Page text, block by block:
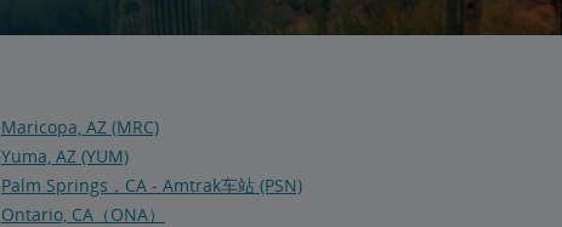
Maricopa, AZ (MRC)
Yuma, AZ (YUM)
Palm Springs，CA - Amtrak车站 (PSN)
Ontario, CA（ONA）